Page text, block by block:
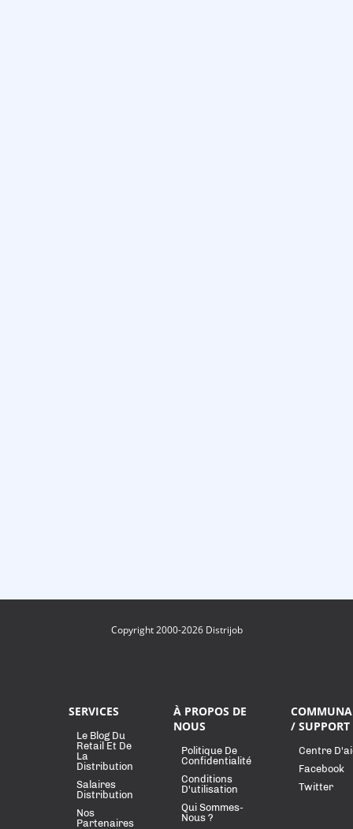
Copyright 2000-2026 Distrijob
SERVICES
Le Blog Du
Retail Et De
La
Distribution
Salaires
Distribution
Nos
Partenaires
À PROPOS DE
NOUS
Politique De
Confidentialité
Conditions
D'utilisation
Qui Sommes-
Nous ?
/ SUPPORT
Centre
Facebook
Twitter